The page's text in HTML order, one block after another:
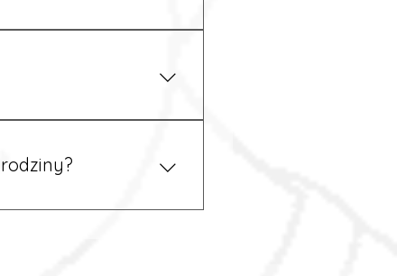
zakładu pracy.
Dzięki temu
podczas rekrutacji, a